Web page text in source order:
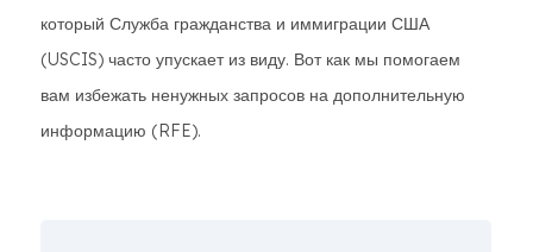
который Служба гражданства и иммиграции США
(USCIS) часто упускает из виду. Вот как мы помогаем
вам избежать ненужных запросов на дополнительную
информацию (RFE).